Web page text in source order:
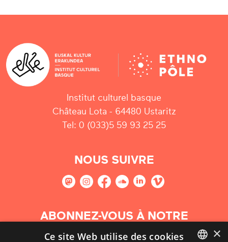
Institut culturel basque
Château Lota - 64480 Ustaritz
Tel: 0 (033)5 59 93 25 25
NOUS SUIVRE
ABONNEZ-VOUS À NOTRE
NEWSLETTER
×
Ce site Web utilise des cookies